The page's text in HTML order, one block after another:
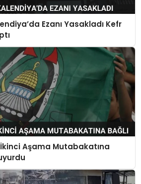
Ezanı Yasakladı Kefr
Aşama Mutabakatına